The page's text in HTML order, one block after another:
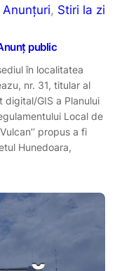
Anunțuri, Stiri la zi
public
în localitatea
nr. 31, titular al
digital/GIS a Planului
Local de
propus a fi
Hunedoara,